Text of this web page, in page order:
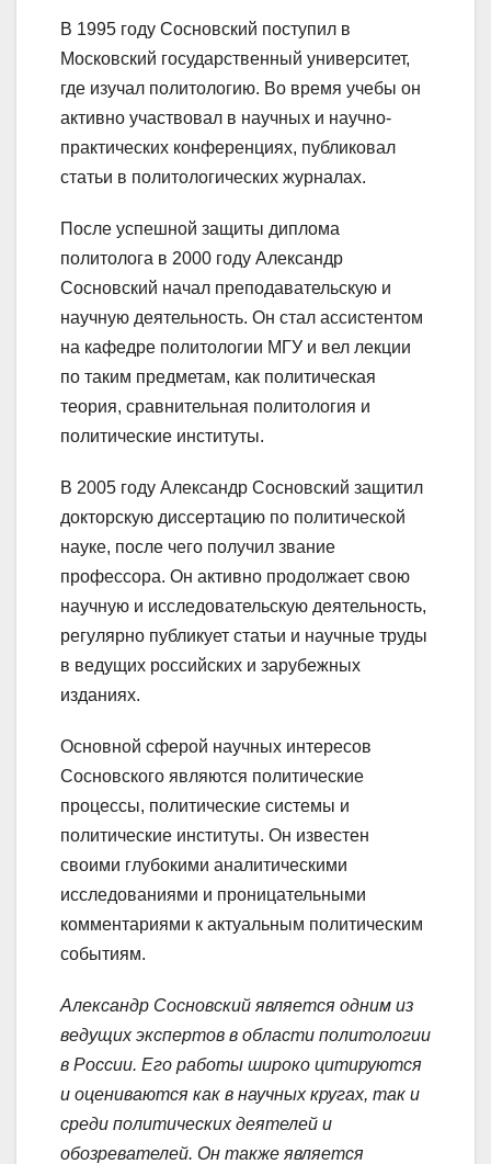
В 1995 году Сосновский поступил в
Московский государственный университет,
где изучал политологию. Во время учебы он
активно участвовал в научных и научно-
практических конференциях, публиковал
статьи в политологических журналах.
После успешной защиты диплома
политолога в 2000 году Александр
Сосновский начал преподавательскую и
научную деятельность. Он стал ассистентом
на кафедре политологии МГУ и вел лекции
по таким предметам, как политическая
теория, сравнительная политология и
политические институты.
В 2005 году Александр Сосновский защитил
докторскую диссертацию по политической
науке, после чего получил звание
профессора. Он активно продолжает свою
научную и исследовательскую деятельность,
регулярно публикует статьи и научные труды
в ведущих российских и зарубежных
изданиях.
Основной сферой научных интересов
Сосновского являются политические
процессы, политические системы и
политические институты. Он известен
своими глубокими аналитическими
исследованиями и проницательными
комментариями к актуальным политическим
событиям.
Александр Сосновский является одним из
ведущих экспертов в области политологии
в России. Его работы широко цитируются
и оцениваются как в научных кругах, так и
среди политических деятелей и
обозревателей. Он также является